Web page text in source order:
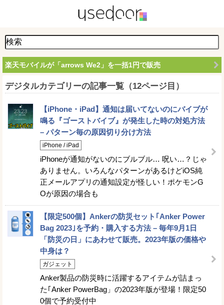
楽天モバイルが「arrows We2」を一括1円で販売
デジタルカテゴリーの記事一覧（12ページ目）
【iPhone・iPad】通知は届いてないのにバイブが
鳴る『ゴーストバイブ』が発生した時の対処方法
– パターン毎の原因切り分け方法
iPhone / iPad
iPhoneが通知がないのにブルブル… 呪い…？じゃ
ありません。いろんなパターンがあるけどiOS純
正メールアプリの通知設定が怪しい！ポケモンG
Oが原因の場合も
【限定500個】Ankerの防災セット｢Anker Power
Bag 2023｣を予約・購入する方法 – 毎年9月1日
「防災の日」にあわせて販売。2023年版の価格や
中身は？
ガジェット
Anker製品の防災時に活躍するアイテムが詰まっ
た｢Anker PowerBag」の2023年版が登場！限定50
0個で予約受付中